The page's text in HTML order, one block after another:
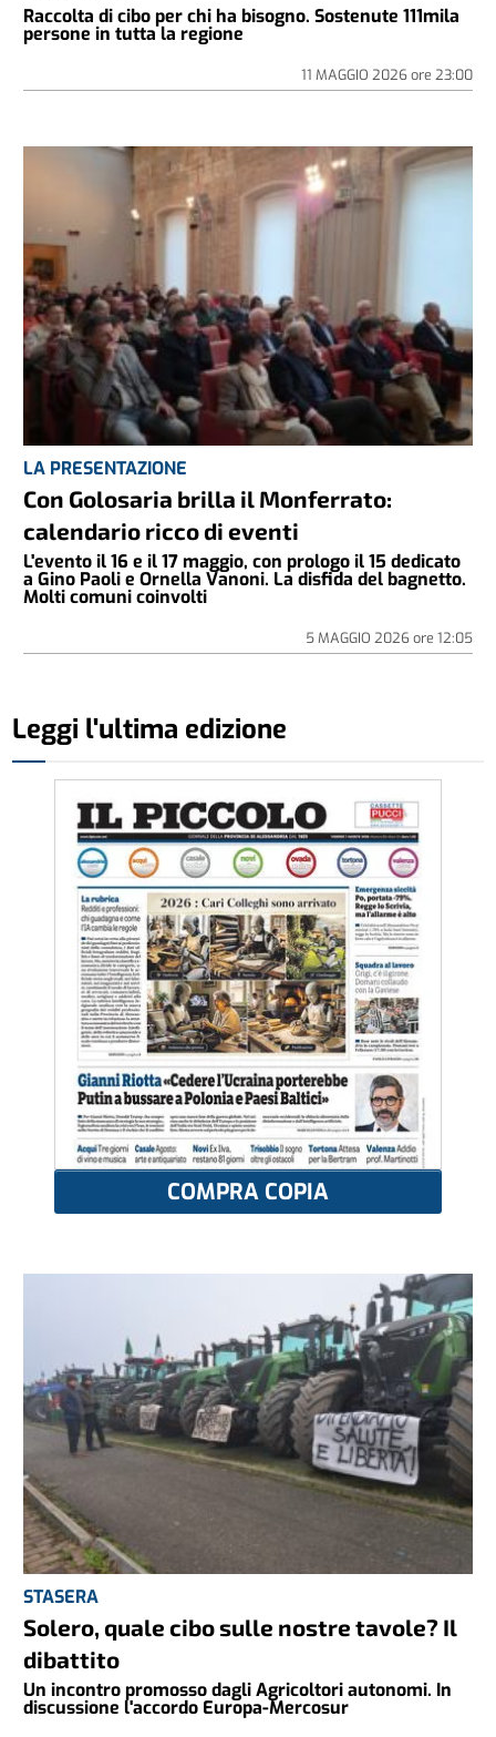
Raccolta di cibo per chi ha bisogno. Sostenute 111mila
persone in tutta la regione
11 MAGGIO 2026ore 23:00
LA PRESENTAZIONE
Con Golosaria brilla il Monferrato:
calendario ricco di eventi
L'evento il 16 e il 17 maggio, con prologo il 15 dedicato
a Gino Paoli e Ornella Vanoni. La disfida del bagnetto.
Molti comuni coinvolti
5 MAGGIO 2026ore 12:05
Leggi l'ultima edizione
COMPRA COPIA
STASERA
Solero, quale cibo sulle nostre tavole? Il
dibattito
Un incontro promosso dagli Agricoltori autonomi. In
discussione l'accordo Europa-Mercosur